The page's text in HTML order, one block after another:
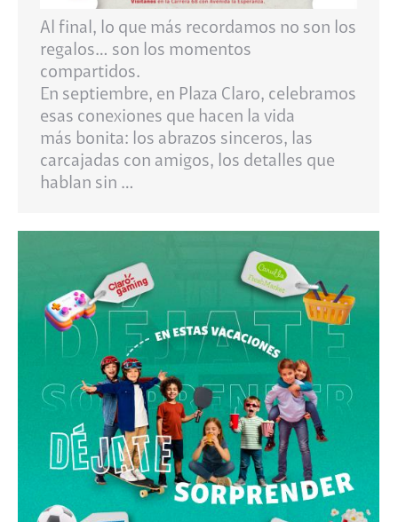
Al final, lo que más recordamos no son los
regalos… son los momentos
compartidos.
En septiembre, en Plaza Claro, celebramos
esas conexiones que hacen la vida
más bonita: los abrazos sinceros, las
carcajadas con amigos, los detalles que
hablan sin …